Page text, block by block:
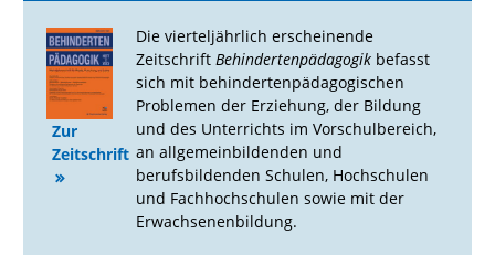
Zur
Zeitschrift
Die vierteljährlich erscheinende
Zeitschrift Behindertenpädagogikbefasst
sich mit behindertenpädagogischen
Problemen der Erziehung, der Bildung
und des Unterrichts im Vorschulbereich,
an allgemeinbildenden und
berufsbildenden Schulen, Hochschulen
und Fachhochschulen sowie mit der
Erwachsenenbildung.